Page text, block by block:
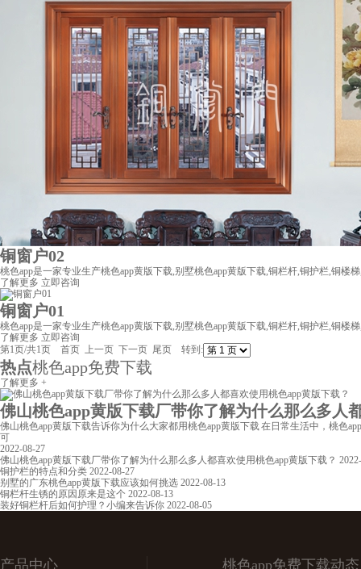
铜窗户02
桃色app是一家专业生产桃色app黄版下载,别墅桃色app黄版下载,铜栏杆,铜护栏,铜
了解更多 立即咨询
铜窗户01
桃色app是一家专业生产桃色app黄版下载,别墅桃色app黄版下载,铜栏杆,铜护栏,铜
了解更多 立即咨询
第1页/共1页 首页 上一页 下一页 尾页 转到:
热点桃色app免费下载
了解更多 +
佛山桃色app黄版下载厂带你了解为什么那么多人
佛山桃色app黄版下载告诉你为什么大家都用桃色app黄版下载 在日常生活中，桃色
可
2022-08-27
佛山桃色app黄版下载厂带你了解为什么那么多人都喜欢使用桃色app黄版下载？
铜护栏的特点和分类 2022-08-27
别墅的广东桃色app黄版下载应该如何挑选 2022-08-13
铜栏杆生锈的原因原来是这个 2022-08-13
装好铜栏杆后如何护理？小编来告诉你 2022-08-05
产品中心 桃色app免费下载动态